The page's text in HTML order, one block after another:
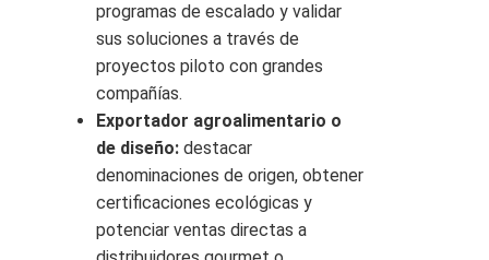
programas de escalado y validar
sus soluciones a través de
proyectos piloto con grandes
compañías.
Exportador agroalimentario o
de diseño: destacar
denominaciones de origen, obtener
certificaciones ecológicas y
potenciar ventas directas a